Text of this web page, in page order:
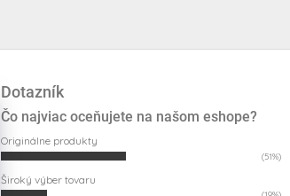
Dotazník
Čo najviac oceňujete na našom eshope?
Originálne produkty
(51%)
Široký výber tovaru
(19%)